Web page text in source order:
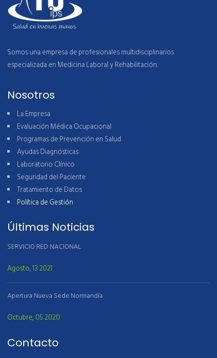
Somos una empresa de profesionales multidisciplinarios
especializada en Medicina Laboral y Rehabilitación.
Nosotros
La Empresa
Evaluación Médica Ocupacional
Programas de Prevención en Salud
Ayudas Diagnósticas
Laboratorio Clínico
Seguridad del Paciente
Tratamiento de Datos
Política de Gestión
Últimas Noticias
SERVICIO RED NACIONAL
Agosto, 13 2021
Apertura Nueva Sede Normandía
Octubre, 05 2020
Contacto